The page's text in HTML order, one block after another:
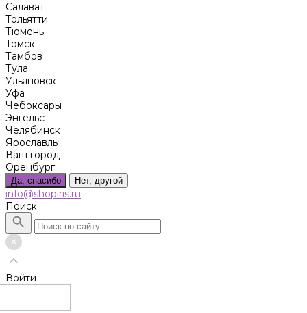
Салават
Тольятти
Тюмень
Томск
Тамбов
Тула
Ульяновск
Уфа
Чебоксары
Энгельс
Челябинск
Ярославль
Ваш город
Оренбург
Да, спасибо Нет, другой
info@shopiris.ru
Поиск
Войти